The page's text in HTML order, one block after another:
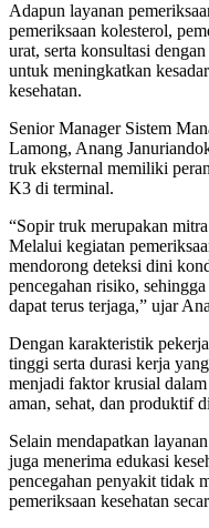
Adapun layanan
pemeriksaan kolesterol,
urat, serta konsultasi
untuk meningkatkan
kesehatan.
Senior Manager Sistem
Lamong, Anang
truk eksternal memiliki
K3 di terminal.
“Sopir truk merupakan
Melalui kegiatan
mendorong deteksi dini
pencegahan risiko,
dapat terus terjaga,” ujar
Dengan karakteristik
tinggi serta durasi kerja
menjadi faktor krusial
aman, sehat, dan produktif
Selain mendapatkan
juga menerima edukasi
pencegahan penyakit tidak
pemeriksaan kesehatan